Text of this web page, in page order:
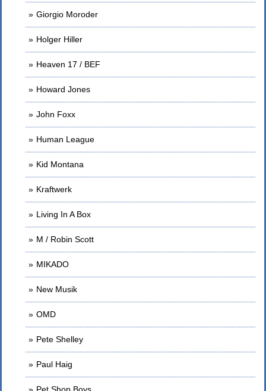
Giorgio Moroder
Holger Hiller
Heaven 17 / BEF
Howard Jones
John Foxx
Human League
Kid Montana
Kraftwerk
Living In A Box
M / Robin Scott
MIKADO
New Musik
OMD
Pete Shelley
Paul Haig
Pet Shop Boys